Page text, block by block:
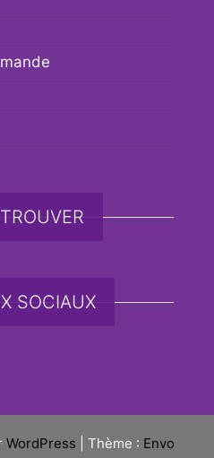
SOCIAUX
WordPress Thème : Envo